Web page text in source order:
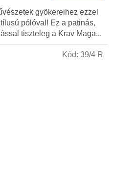
gyökereihez ezzel
pólóval! Ez a patinás,
tiszteleg a Krav Maga...
Kód: 39/4 R